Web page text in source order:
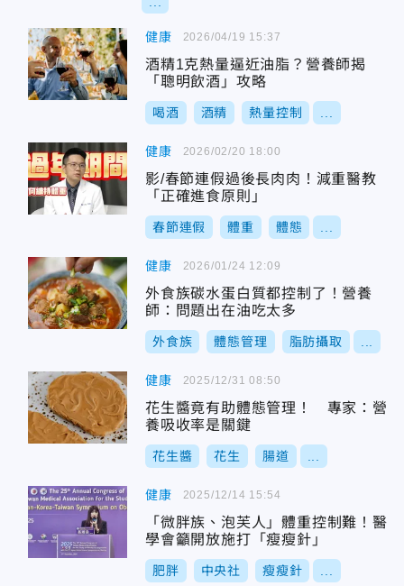
健康
酒精1克熱量逼近油脂？營養師揭
「聰明飲酒」攻略
喝酒 酒精 熱量控制
2026/04/19 15:37
健康
影/春節連假過後長肉肉！減重醫教
「正確進食原則」
春節連假 體重 體態
2026/02/20 18:00
健康
外食族碳水蛋白質都控制了！營養
師：問題出在油吃太多
外食族 體態管理 脂肪攝取
2026/01/24 12:09
健康
花生醬竟有助體態管理！ 專家：營
養吸收率是關鍵
花生醬 花生 腸道
2025/12/31 08:50
健康
「微胖族、泡芙人」體重控制難！醫
學會籲開放施打「瘦瘦針」
肥胖 中央社 瘦瘦針
2025/12/14 15:54